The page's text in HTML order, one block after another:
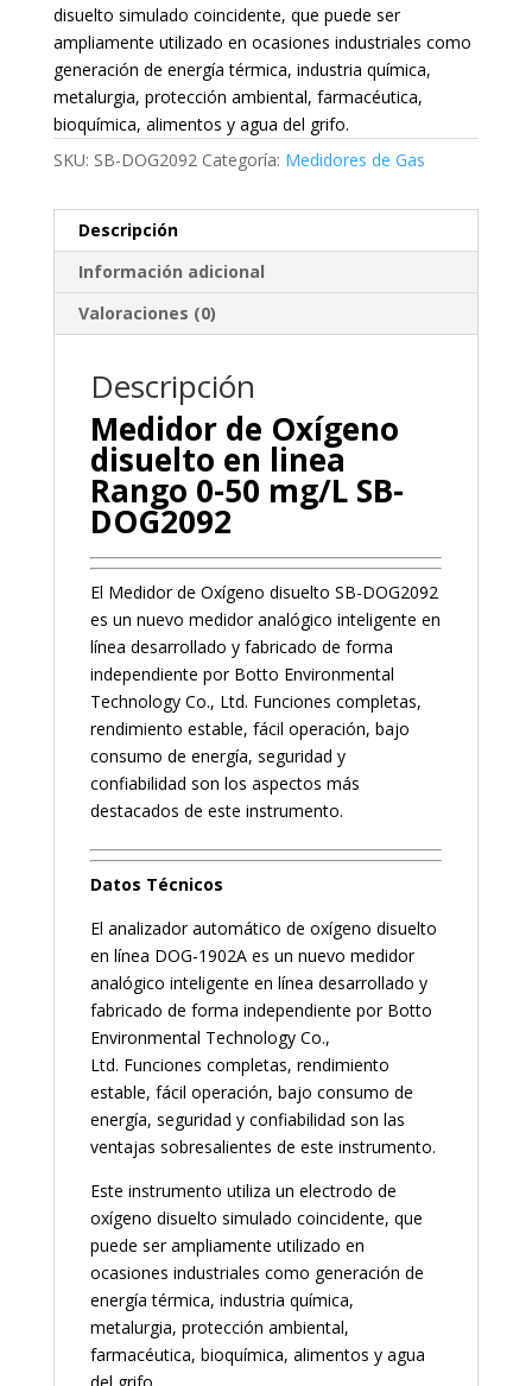
disuelto simulado coincidente, que puede ser
ampliamente utilizado en ocasiones industriales como
generación de energía térmica, industria química,
metalurgia, protección ambiental, farmacéutica,
bioquímica, alimentos y agua del grifo.
SKU: SB-DOG2092 Categoría: Medidores de Gas
Descripción
Información adicional
Valoraciones (0)
Descripción
Medidor de Oxígeno
disuelto en linea
Rango 0-50 mg/L SB-
DOG2092
El Medidor de Oxígeno disuelto SB-DOG2092
es un nuevo medidor analógico inteligente en
línea desarrollado y fabricado de forma
independiente por Botto Environmental
Technology Co., Ltd. Funciones completas,
rendimiento estable, fácil operación, bajo
consumo de energía, seguridad y
confiabilidad son los aspectos más
destacados de este instrumento.
Datos Técnicos
El analizador automático de oxígeno disuelto
en línea DOG-1902A es un nuevo medidor
analógico inteligente en línea desarrollado y
fabricado de forma independiente por Botto
Environmental Technology Co.,
Ltd. Funciones completas, rendimiento
estable, fácil operación, bajo consumo de
energía, seguridad y confiabilidad son las
ventajas sobresalientes de este instrumento.
Este instrumento utiliza un electrodo de
oxígeno disuelto simulado coincidente, que
puede ser ampliamente utilizado en
ocasiones industriales como generación de
energía térmica, industria química,
metalurgia, protección ambiental,
farmacéutica, bioquímica, alimentos y agua
del grifo.